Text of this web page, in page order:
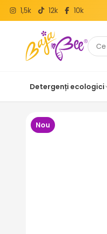
1,5k 12k 10k
Detergenți ecologici
Nou